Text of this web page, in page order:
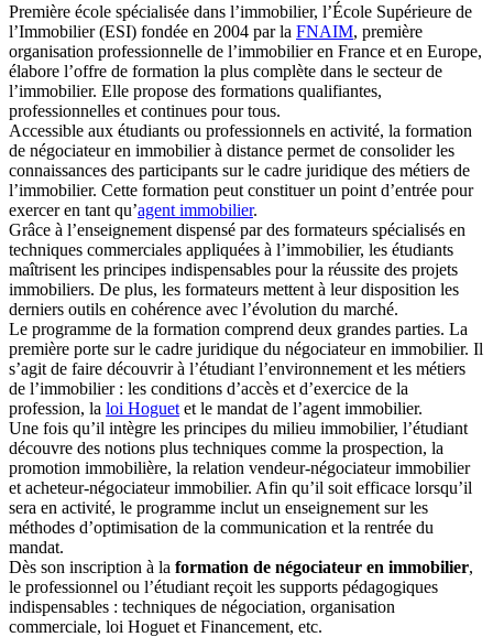
Première école spécialisée dans l’immobilier, l’École Supérieure de
l’Immobilier (ESI) fondée en 2004 par la FNAIM, première
organisation professionnelle de l’immobilier en France et en Europe,
élabore l’offre de formation la plus complète dans le secteur de
l’immobilier. Elle propose des formations qualifiantes,
professionnelles et continues pour tous.
Accessible aux étudiants ou professionnels en activité, la formation
de négociateur en immobilier à distance permet de consolider les
connaissances des participants sur le cadre juridique des métiers de
l’immobilier. Cette formation peut constituer un point d’entrée pour
exercer en tant qu’agent immobilier.
Grâce à l’enseignement dispensé par des formateurs spécialisés en
techniques commerciales appliquées à l’immobilier, les étudiants
maîtrisent les principes indispensables pour la réussite des projets
immobiliers. De plus, les formateurs mettent à leur disposition les
derniers outils en cohérence avec l’évolution du marché.
Le programme de la formation comprend deux grandes parties. La
première porte sur le cadre juridique du négociateur en immobilier. Il
s’agit de faire découvrir à l’étudiant l’environnement et les métiers
de l’immobilier : les conditions d’accès et d’exercice de la
profession, la loi Hoguet et le mandat de l’agent immobilier.
Une fois qu’il intègre les principes du milieu immobilier, l’étudiant
découvre des notions plus techniques comme la prospection, la
promotion immobilière, la relation vendeur-négociateur immobilier
et acheteur-négociateur immobilier. Afin qu’il soit efficace lorsqu’il
sera en activité, le programme inclut un enseignement sur les
méthodes d’optimisation de la communication et la rentrée du
mandat.
Dès son inscription à la formation de négociateur en immobilier,
le professionnel ou l’étudiant reçoit les supports pédagogiques
indispensables : techniques de négociation, organisation
commerciale, loi Hoguet et Financement, etc.